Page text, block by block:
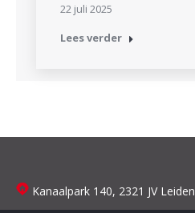
22 juli 2025
Lees verder
Kanaalpark 140, 2321 JV Leiden